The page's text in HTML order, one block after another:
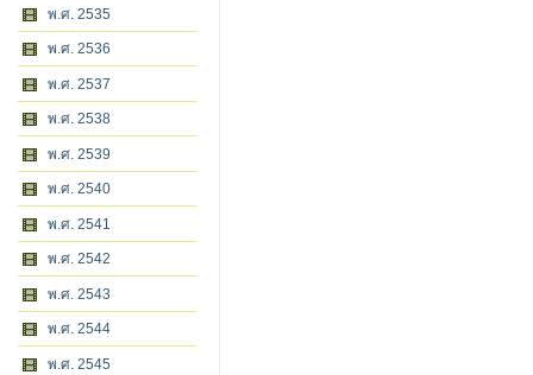
พ.ศ. 2535
พ.ศ. 2536
พ.ศ. 2537
พ.ศ. 2538
พ.ศ. 2539
พ.ศ. 2540
พ.ศ. 2541
พ.ศ. 2542
พ.ศ. 2543
พ.ศ. 2544
พ.ศ. 2545